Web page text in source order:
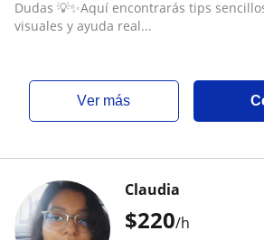
Dudas 💡✨Aquí encontrarás tips
visuales y ayuda real...
ver más
$220/h
Claudia